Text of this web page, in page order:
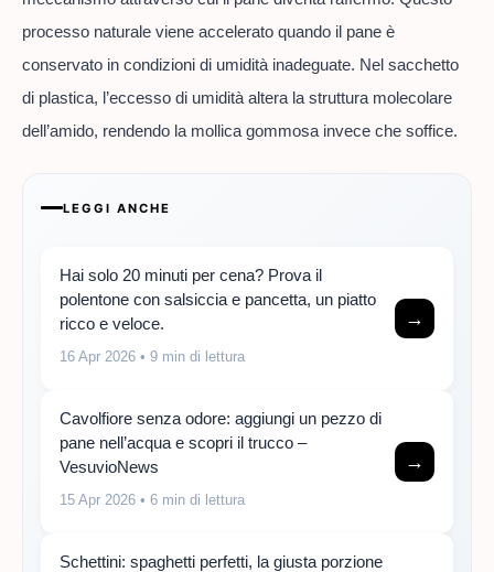
processo naturale viene accelerato quando il pane è
conservato in condizioni di umidità inadeguate. Nel sacchetto
di plastica, l’eccesso di umidità altera la struttura molecolare
dell’amido, rendendo la mollica gommosa invece che soffice.
LEGGI ANCHE
Hai solo 20 minuti per cena? Prova il
polentone con salsiccia e pancetta, un piatto
ricco e veloce.
16 Apr 2026 • 9 min di lettura
→
Cavolfiore senza odore: aggiungi un pezzo di
pane nell’acqua e scopri il trucco –
VesuvioNews
15 Apr 2026 • 6 min di lettura
→
Schettini: spaghetti perfetti, la giusta porzione